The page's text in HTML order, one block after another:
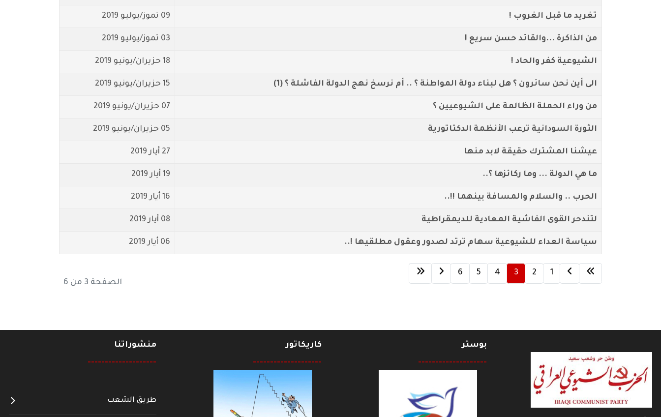
تغريد ما قبل الغروب ! 09 تموز/يوليو 2019
من الذاكرة ...والقائد حسن سريع ! 03 تموز/يوليو 2019
الشيوعية كفر والحاد ! 18 حزيران/يونيو 2019
الى أين نحن سائرون ؟ هل لبناء دولة المواطنة ؟ .. أم نرسخ نهج الدولة الفاشلة ؟ (1) 15 حزيران/يونيو 2019
من وراء الحملة الظالمة على الشيوعيين ؟ 07 حزيران/يونيو 2019
الثورة السودانية ترعب الأنظمة الدكتاتورية 05 حزيران/يونيو 2019
عيشنا المشترك حقيقة لابد منها 27 أيار 2019
ما هي الدولة ... وما ركائزها ؟.. 19 أيار 2019
الحرب .. والسلام والمسافة بينهما !!.. 16 أيار 2019
لتندحر القوى الفاشية المعادية للديمقراطية 08 أيار 2019
سياسة العداء للشيوعية سهام ترتد لصدور وعقول مطلقيها !.. 06 أيار 2019
الصفحة 3 من 6
1
2
3
4
5
6
بوستر
--------------------
كاريكاتور
--------------------
منشوراتنا
--------------------
طريق الشعب